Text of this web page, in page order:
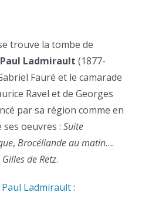
trouve la tombe de
Paul Ladmirault (1877-
Fauré et le camarade
Ravel et de Georges
par sa région comme en
oeuvres : Suite
, Brocéliande au matin….
Gilles de Retz.
Ladmirault: